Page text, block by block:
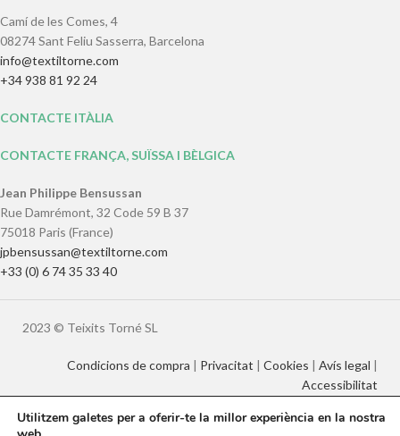
Camí de les Comes, 4
08274 Sant Feliu Sasserra, Barcelona
info@textiltorne.com
+34 938 81 92 24
CONTACTE ITÀLIA
CONTACTE FRANÇA, SUÏSSA I BÈLGICA
Jean Philippe Bensussan
Rue Damrémont, 32 Code 59 B 37
75018 Paris (France)
jpbensussan@textiltorne.com
+33 (0) 6 74 35 33 40
2023 © Teixits Torné SL
Condicions de compra | Privacitat | Cookies | Avís legal |
Accessibilitat
Utilitzem galetes per a oferir-te la millor experiència en la nostra